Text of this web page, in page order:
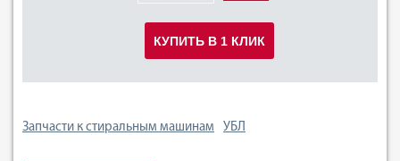
КУПИТЬ В 1 КЛИК
Запчасти к стиральным машинам УБЛ